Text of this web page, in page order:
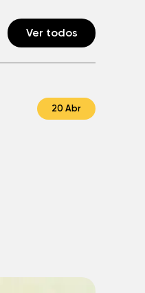
Ver todos
20 Abr